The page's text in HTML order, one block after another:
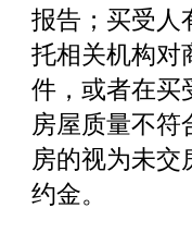
报告；买受人
托相关机构对
件，或者在买
房屋质量不符
房的视为未交
约金。